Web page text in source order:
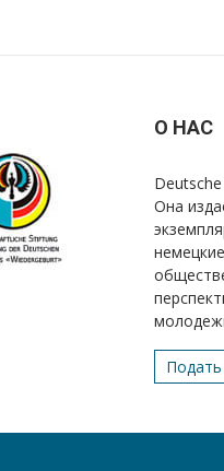
О НАС
Она